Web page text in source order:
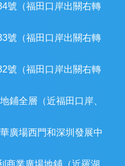
號（福田口岸出關右轉
號（福田口岸出關右轉
號（福田口岸出關右轉
鋪全層（近福田口岸、
廣場西門和深圳發展中
商業廣場地鋪（近羅湖